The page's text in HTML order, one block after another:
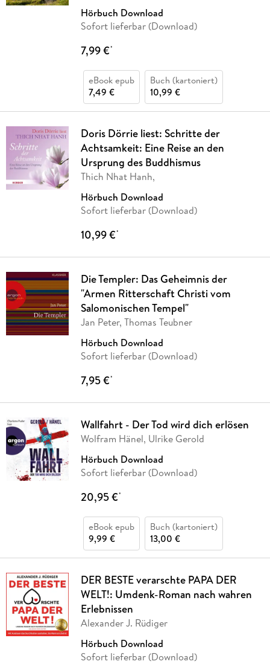
Hörbuch Download
Sofort lieferbar (Download)
7,99 €*
eBook epub
7,49 €
Buch (kartoniert)
10,99 €
Doris Dörrie liest: Schritte der
Achtsamkeit: Eine Reise an den
Ursprung des Buddhismus
Thich Nhat Hanh,
Hörbuch Download
Sofort lieferbar (Download)
10,99 €*
Die Templer: Das Geheimnis der
"Armen Ritterschaft Christi vom
Salomonischen Tempel"
Jan Peter, Thomas Teubner
Hörbuch Download
Sofort lieferbar (Download)
7,95 €*
Wallfahrt - Der Tod wird dich erlösen
Wolfram Hänel, Ulrike Gerold
Hörbuch Download
Sofort lieferbar (Download)
20,95 €*
eBook epub
9,99 €
Buch (kartoniert)
13,00 €
DER BESTE verarschte PAPA DER
WELT!: Umdenk-Roman nach wahren
Erlebnissen
Alexander J. Rüdiger
Hörbuch Download
Sofort lieferbar (Download)